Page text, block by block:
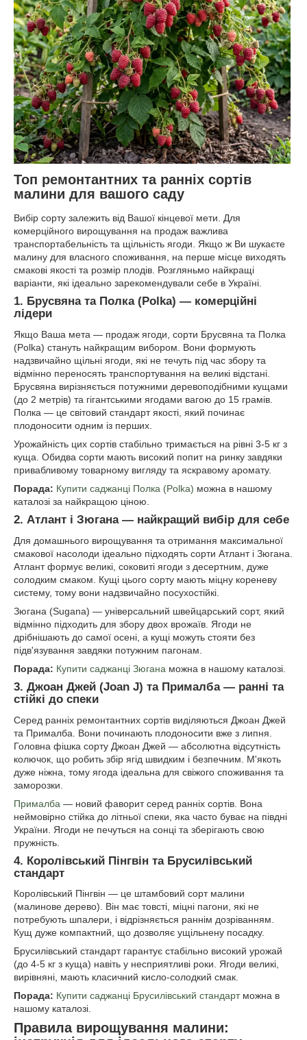
Топ ремонтантних та ранніх сортів
малини для вашого саду
Вибір сорту залежить від Вашої кінцевої мети. Для
комерційного вирощування на продаж важлива
транспортабельність та щільність ягоди. Якщо ж Ви шукаєте
малину для власного споживання, на перше місце виходять
смакові якості та розмір плодів. Розгляньмо найкращі
варіанти, які ідеально зарекомендували себе в Україні.
1. Брусвяна та Полка (Polka) — комерційні
лідери
Якщо Ваша мета — продаж ягоди, сорти Брусвяна та Полка
(Polka) стануть найкращим вибором. Вони формують
надзвичайно щільні ягоди, які не течуть під час збору та
відмінно переносять транспортування на великі відстані.
Брусвяна вирізняється потужними деревоподібними кущами
(до 2 метрів) та гігантськими ягодами вагою до 15 грамів.
Полка — це світовий стандарт якості, який починає
плодоносити одним із перших.
Урожайність цих сортів стабільно тримається на рівні 3-5 кг з
куща. Обидва сорти мають високий попит на ринку завдяки
привабливому товарному вигляду та яскравому аромату.
Порада: Купити саджанці Полка (Polka) можна в нашому
каталозі за найкращою ціною.
2. Атлант і Зюгана — найкращий вибір для себе
Для домашнього вирощування та отримання максимальної
смакової насолоди ідеально підходять сорти Атлант і Зюгана.
Атлант формує великі, соковиті ягоди з десертним, дуже
солодким смаком. Кущі цього сорту мають міцну кореневу
систему, тому вони надзвичайно посухостійкі.
Зюгана (Sugana) — універсальний швейцарський сорт, який
відмінно підходить для збору двох врожаїв. Ягоди не
дрібнішають до самої осені, а кущі можуть стояти без
підв'язування завдяки потужним пагонам.
Порада: Купити саджанці Зюгана можна в нашому каталозі.
3. Джоан Джей (Joan J) та Прималба — ранні та
стійкі до спеки
Серед ранніх ремонтантних сортів виділяються Джоан Джей
та Прималба. Вони починають плодоносити вже з липня.
Головна фішка сорту Джоан Джей — абсолютна відсутність
колючок, що робить збір ягід швидким і безпечним. М'якоть
дуже ніжна, тому ягода ідеальна для свіжого споживання та
заморозки.
Прималба — новий фаворит серед ранніх сортів. Вона
неймовірно стійка до літньої спеки, яка часто буває на півдні
України. Ягоди не печуться на сонці та зберігають свою
пружність.
4. Королівський Пінгвін та Брусилівський
стандарт
Королівський Пінгвін — це штамбовий сорт малини
(малинове дерево). Він має товсті, міцні пагони, які не
потребують шпалери, і відрізняється раннім дозріванням.
Кущ дуже компактний, що дозволяє ущільнену посадку.
Брусилівський стандарт гарантує стабільно високий урожай
(до 4-5 кг з куща) навіть у несприятливі роки. Ягоди великі,
вирівняні, мають класичний кисло-солодкий смак.
Порада: Купити саджанці Брусилівський стандартможна в
нашому каталозі.
Правила вирощування малини: